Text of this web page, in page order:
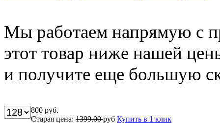
Мы работаем напрямую с
этот товар ниже нашей
и получите еще большую
800 руб.
Старая цена: 1399.00руб Купить в 1 клик